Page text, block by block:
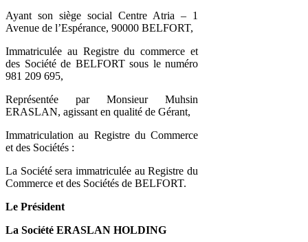
Ayant son siège social Centre Atria – 1
Avenue de l’Espérance, 90000 BELFORT,
Immatriculée au Registre du commerce et
des Société de BELFORT sous le numéro
981 209 695,
Représentée par Monsieur Muhsin
ERASLAN, agissant en qualité de Gérant,
Immatriculation au Registre du Commerce
et des Sociétés :
La Société sera immatriculée au Registre du
Commerce et des Sociétés de BELFORT.
Le Président
La Société ERASLAN HOLDING